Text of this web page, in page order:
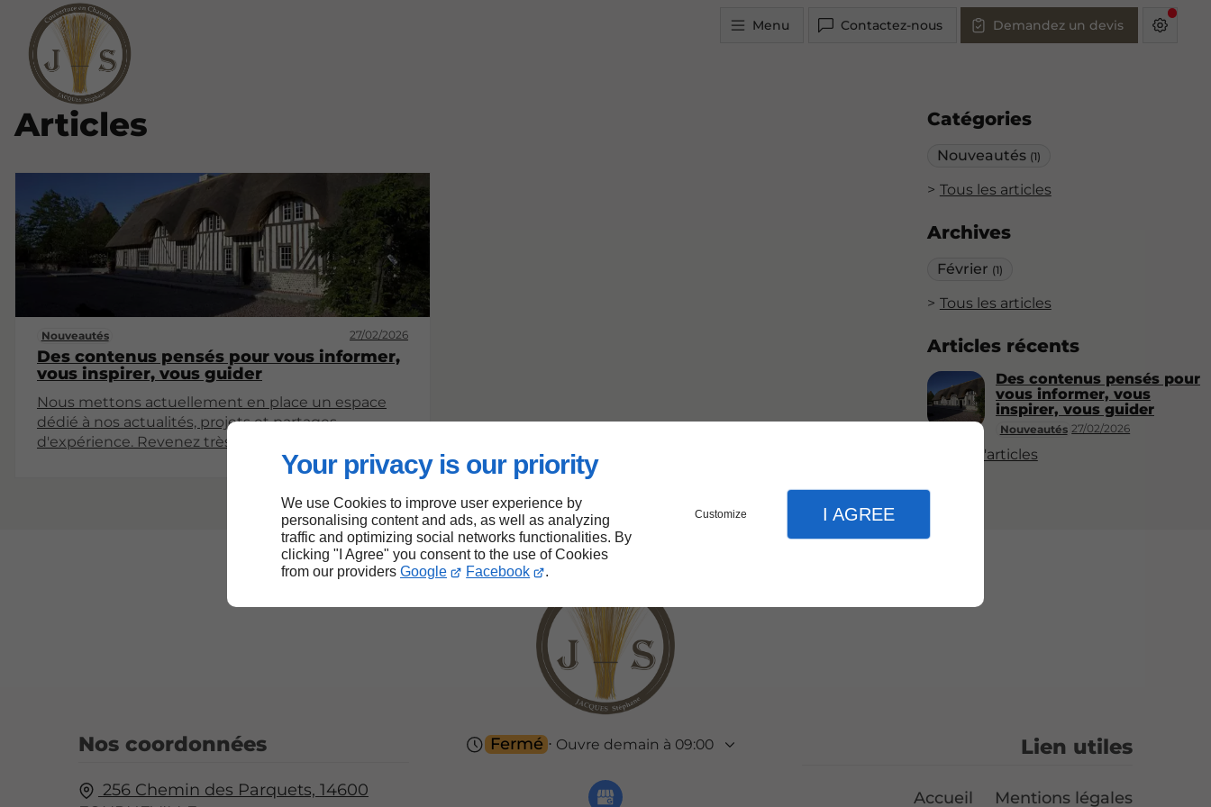
Your privacy is our priority
We use Cookies to improve user experience by
personalising content and ads, as well as analyzing
traffic and optimizing social networks functionalities. By
clicking "I Agree" you consent to the use of Cookies
from our providers Google Facebook .
Customize I AGREE
Menu Contactez-nous Demandez un devis
Catégories
Nouveautés (1)
Tous les articles
Archives
Février (1)
Tous les articles
Articles récents
Nouveautés 27/02/2026
Des contenus pensés pour
vous informer, vous
inspirer, vous guider
Plus d'articles
Articles
Nouveautés 27/02/2026
Des contenus pensés pour vous informer,
vous inspirer, vous guider
Nous mettons actuellement en place un espace
dédié à nos actualités, projets et partages
d'expérience. Revenez très bientôt pour découvrir
Nos coordonnées
256 Chemin des Parquets, 14600
Fermé ⋅ Ouvre demain à 09:00 Lien utiles
Accueil Mentions légales